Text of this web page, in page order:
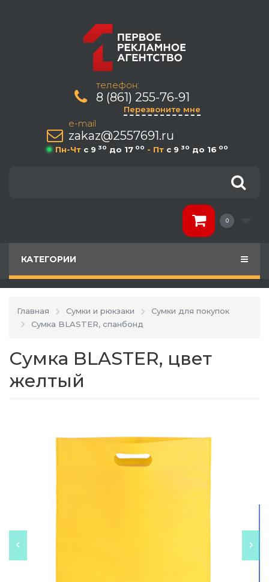
телефон:
8 (861) 255-76-91
Перезвоните мне
e-mail
zakaz@2557691.ru
Пн-Чт c 9 30 до 17 00 - Пт c 9 30 до 16 00
0
КАТЕГОРИИ
Главная Сумки и рюкзаки
Сумки для покупок
Сумка BLASTER, спанбонд
Сумка BLASTER, цвет
желтый